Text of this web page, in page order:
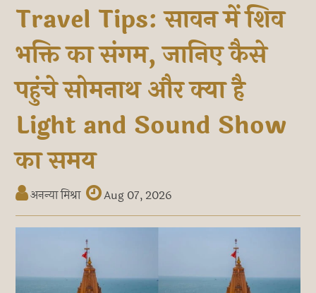
Travel Tips: सावन में शिव
भक्ति का संगम, जानिए कैसे
पहुंचे सोमनाथ और क्या है
Light and Sound Show
का समय
अनन्या मिश्रा Aug 07, 2026